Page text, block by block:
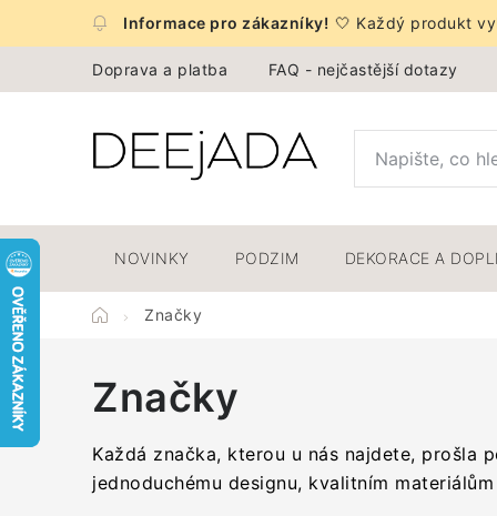
🤍 Každý produkt
Doprava a platba FAQ - nejčastější dotazy
NOVINKY PODZIM DEKORACE A
DomůZnačky
Značky
Každá značka, kterou u nás najdete, prošla
jednoduchému designu, kvalitním